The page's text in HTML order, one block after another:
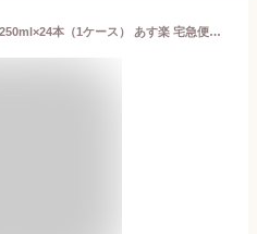
レッドブル シュガーフリー 250ml×24本（1ケース） あす楽 宅急便配送 翼をさずける 糖質ゼロ 糖類ゼロ ゼロカロリー ノンシュガー 無糖 シュガーレス 栄養ドリンク カフェイン redbull 炭酸缶 炭酸飲料